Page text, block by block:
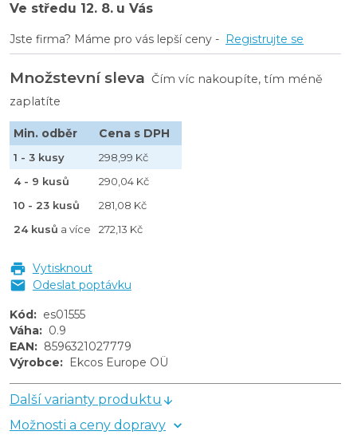
Ve středu 12. 8. u Vás
Jste firma? Máme pro vás lepší ceny - Registrujte se
Množstevní sleva Čím víc nakoupíte, tím méně
zaplatíte
Min. odběr Cena s DPH
1 - 3 kusy
298,99 Kč
4 - 9 kusů
290,04 Kč
10 - 23 kusů
281,08 Kč
24 kusů a více 272,13 Kč
Vytisknout
Odeslat poptávku
Kód: es01555
Váha: 0.9
EAN: 8596321027779
Výrobce: Ekcos Europe OÜ
Další varianty produktu
Možnosti a ceny dopravy